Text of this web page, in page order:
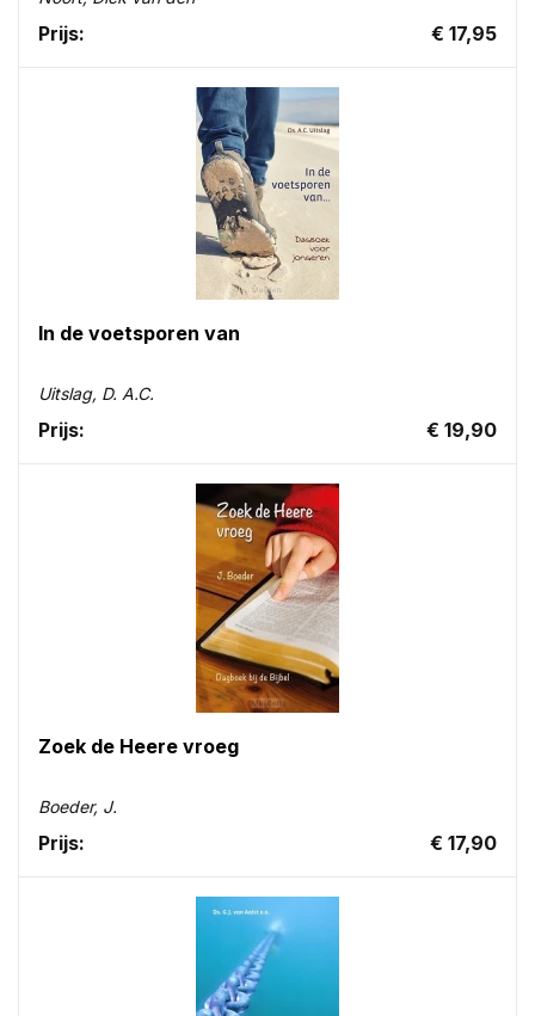
Prijs: € 17,95
In de voetsporen van
Uitslag, D. A.C.
Prijs: € 19,90
Zoek de Heere vroeg
Boeder, J.
Prijs: € 17,90